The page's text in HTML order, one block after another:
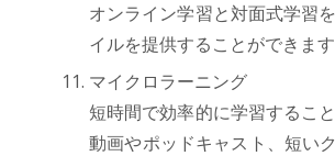
オンライン学習と対面式学習
イルを提供することができます
マイクロラーニング
短時間で効率的に学習するこ
動画やポッドキャスト、短い